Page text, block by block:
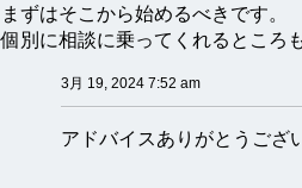
まずはそこから始めるべきです。
個別に相談に乗ってくれるところ
3月 19, 2024 7:52 am
アドバイスありがとうござ